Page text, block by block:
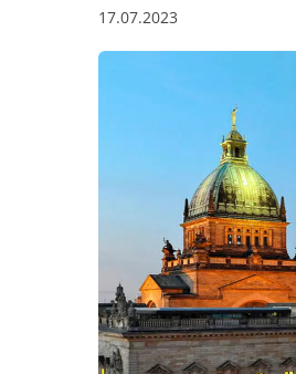
17.07.2023